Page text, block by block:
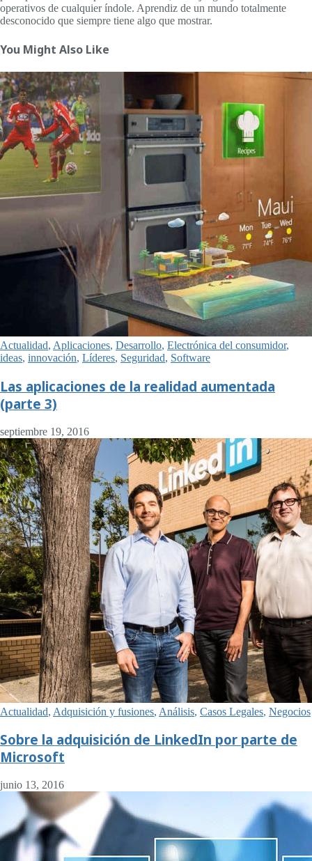
operativos de cualquier índole. Aprendiz de un mundo totalmente
desconocido que siempre tiene algo que mostrar.
You Might Also Like
Actualidad, Aplicaciones, Desarrollo, Electrónica del consumidor,
ideas, innovación, Líderes, Seguridad, Software
Las aplicaciones de la realidad aumentada
(parte 3)
septiembre 19, 2016
Actualidad, Adquisición y fusiones, Análisis, Casos Legales, Negocios
Sobre la adquisición de LinkedIn por parte de
Microsoft
junio 13, 2016